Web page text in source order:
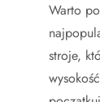
Warto
stroje,